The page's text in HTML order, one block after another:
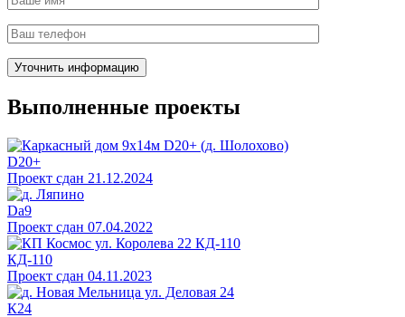
Выполненные проекты
D20+
Проект сдан 21.12.2024
Da9
Проект сдан 07.04.2022
КД-110
Проект сдан 04.11.2023
К24